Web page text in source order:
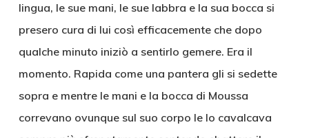
lingua, le sue mani, le sue labbra e la sua bocca si
presero cura di lui così efficacemente che dopo
qualche minuto iniziò a sentirlo gemere. Era il
momento. Rapida come una pantera gli si sedette
sopra e mentre le mani e la bocca di Moussa
correvano ovunque sul suo corpo le lo cavalcava